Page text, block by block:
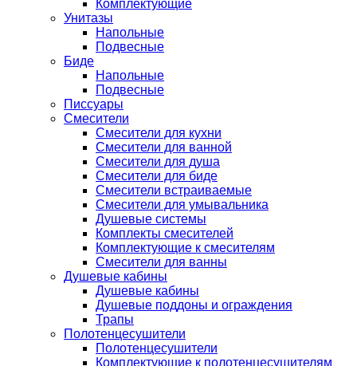
Комплектующие
Унитазы
Напольные
Подвесные
Биде
Напольные
Подвесные
Писсуары
Смесители
Смесители для кухни
Смесители для ванной
Смесители для душа
Смесители для биде
Смесители встраиваемые
Смесители для умывальника
Душевые системы
Комплекты смесителей
Комплектующие к смесителям
Смесители для ванны
Душевые кабины
Душевые кабины
Душевые поддоны и ограждения
Трапы
Полотенцесушители
Полотенцесушители
Комплектующие к полотенцесушителям